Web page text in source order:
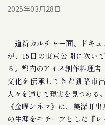
2025年03月28日
道新カルチャー面。ドキュ
が、15日の東京公開に次い
る。都内のアイヌ創作料理
文化を伝承してきた釧路市
人々を通じて現実を見つめる
《金曜シネマ》は、美深町
の生涯をモチーフとした『